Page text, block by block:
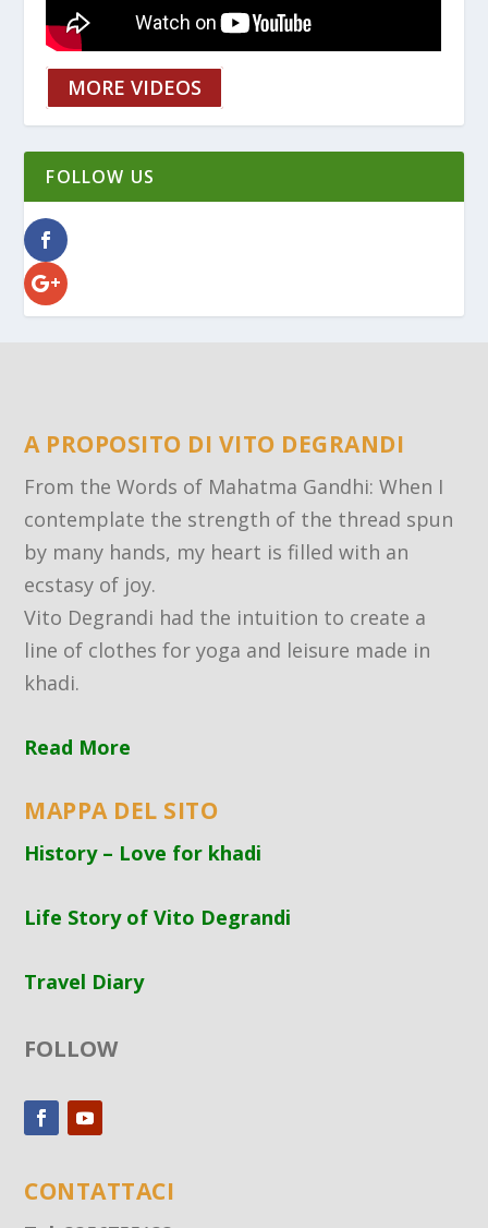
MORE VIDEOS
FOLLOW US
A PROPOSITO DI VITO DEGRANDI
From the Words of Mahatma Gandhi: When I
contemplate the strength of the thread spun
by many hands, my heart is filled with an
ecstasy of joy.
Vito Degrandi had the intuition to create a
line of clothes for yoga and leisure made in
khadi.
Read More
MAPPA DEL SITO
History – Love for khadi
Life Story of Vito Degrandi
Travel Diary
FOLLOW
CONTATTACI